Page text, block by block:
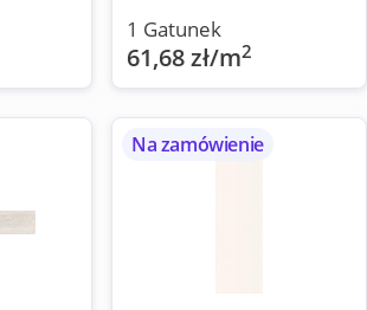
1 Gatunek
61,68 zł/m2
Na zamówienie